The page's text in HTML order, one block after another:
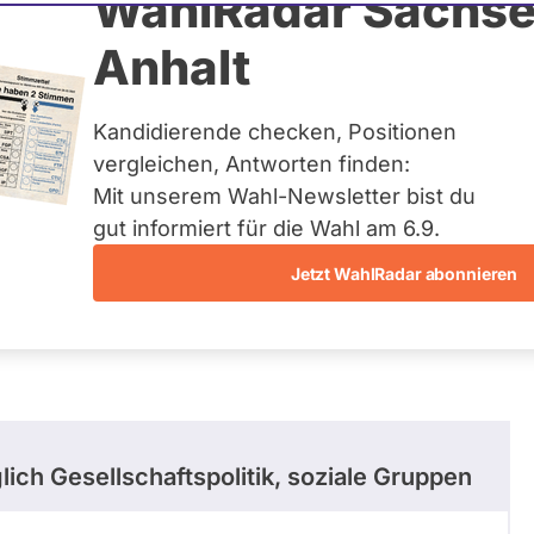
Anhalt
Kandidierende checken, Positionen
vergleichen, Antworten finden:
Mit unserem Wahl-Newsletter bist du
gut informiert für die Wahl am 6.9.
Jetzt WahlRadar abonnieren
Gesellschaftspolitik, soziale Gruppen